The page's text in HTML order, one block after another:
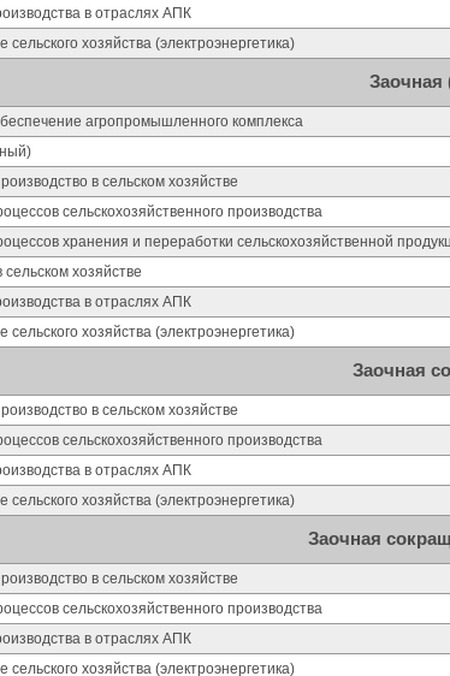
в отраслях АПК
хозяйства (электроэнергетика)
Заочная
агропромышленного комплекса
в сельском хозяйстве
сельскохозяйственного производства
хранения и переработки сельскохозяйственной
хозяйстве
в отраслях АПК
хозяйства (электроэнергетика)
Заочная
в сельском хозяйстве
сельскохозяйственного производства
в отраслях АПК
хозяйства (электроэнергетика)
Заочная
в сельском хозяйстве
сельскохозяйственного производства
в отраслях АПК
хозяйства (электроэнергетика)